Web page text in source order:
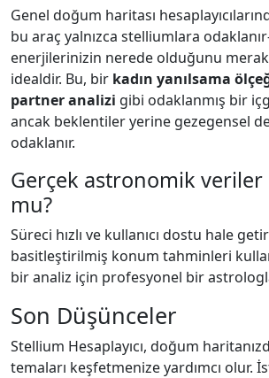
Genel doğum haritası
bu araç yalnızca stelliumlara
enerjilerinizin nerede olduğunu
idealdir. Bu, bir kadın yanılsama
partner analizi gibi odaklanmış bir
ancak beklentiler yerine gezegensel
odaklanır.
Gerçek astronomik veriler
mu?
Süreci hızlı ve kullanıcı dostu hale
basitleştirilmiş konum tahminleri
bir analiz için profesyonel bir
Son Düşünceler
Stellium Hesaplayıcı, doğum
temaları keşfetmenize yardımcı olur.